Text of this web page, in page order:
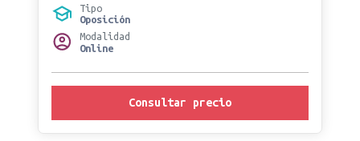
Tipo
Oposición
Modalidad
Online
Consultar precio